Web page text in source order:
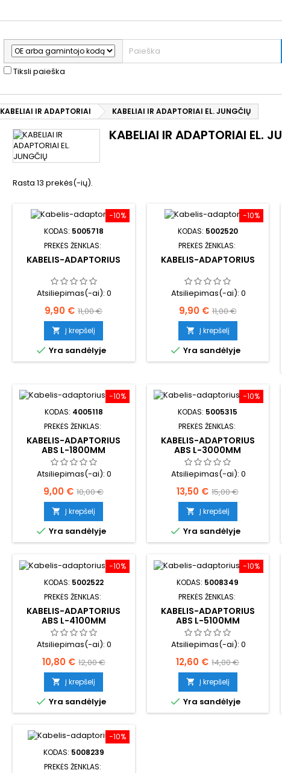
Tiksli paieška
KABELIAI IR ADAPTORIAI KABELIAI IR ADAPTORIAI EL. JUNGČIŲ
KABELIAI IR ADAPTORIAI EL.
Rasta 13 prekės(-ių).
−10%
KODAS: 5005718
PREKĖS ŽENKLAS:
KABELIS-ADAPTORIUS
Atsiliepimas(-ai):0
Kaina
9,90 € Bazinė
kaina
11,00 €
 Į krepšelį
 Yra sandėlyje
−10%
KODAS: 5002520
PREKĖS ŽENKLAS:
KABELIS-ADAPTORIUS
Atsiliepimas(-ai): 0
Kaina
9,90 € Bazinė
kaina
11,00 €
 Į krepšelį
 Yra sandėlyje
−10%
KODAS: 4005118
PREKĖS ŽENKLAS:
KABELIS-ADAPTORIUS
ABS L-1800MM
Atsiliepimas(-ai):0
Kaina
9,00 € Bazinė
kaina
10,00 €
 Į krepšelį
 Yra sandėlyje
−10%
KODAS: 5005315
PREKĖS ŽENKLAS:
KABELIS-ADAPTORIUS
ABS L-3000MM
Atsiliepimas(-ai): 0
Kaina
13,50 € Bazinė
kaina
15,00 €
 Į krepšelį
 Yra sandėlyje
−10%
KODAS: 5002522
PREKĖS ŽENKLAS:
KABELIS-ADAPTORIUS
ABS L-4100MM
Atsiliepimas(-ai):0
Kaina
10,80 € Bazinė
kaina
12,00 €
 Į krepšelį
 Yra sandėlyje
−10%
KODAS: 5008349
PREKĖS ŽENKLAS:
KABELIS-ADAPTORIUS
ABS L-5100MM
Atsiliepimas(-ai): 0
Kaina
12,60 € Bazinė
kaina
14,00 €
 Į krepšelį
 Yra sandėlyje
−10%
KODAS: 5008239
PREKĖS ŽENKLAS: